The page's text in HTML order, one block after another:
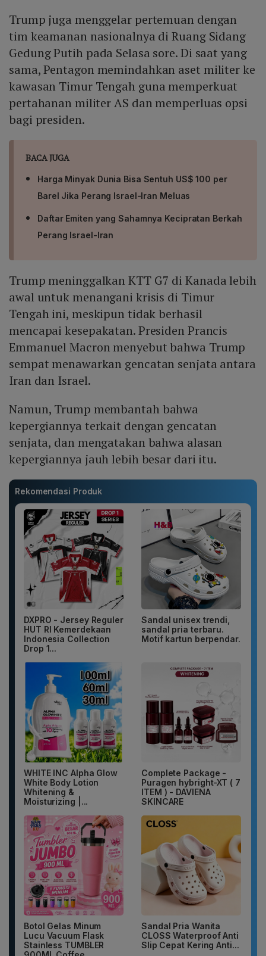
Trump juga menggelar pertemuan dengan
tim keamanan nasionalnya di Ruang Sidang
Gedung Putih pada Selasa sore. Di saat yang
sama, Pentagon memindahkan aset militer ke
kawasan Timur Tengah guna memperkuat
pertahanan militer AS dan memperluas opsi
bagi presiden.
BACA JUGA
Harga Minyak Dunia Bisa Sentuh US$ 100 per
Barel Jika Perang Israel-Iran Meluas
Daftar Emiten yang Sahamnya Kecipratan Berkah
Perang Israel-Iran
Trump meninggalkan KTT G7 di Kanada lebih
awal untuk menangani krisis di Timur
Tengah ini, meskipun tidak berhasil
mencapai kesepakatan. Presiden Prancis
Emmanuel Macron menyebut bahwa Trump
sempat menawarkan gencatan senjata antara
Iran dan Israel.
Namun, Trump membantah bahwa
kepergiannya terkait dengan gencatan
senjata, dan mengatakan bahwa alasan
kepergiannya jauh lebih besar dari itu.
Rekomendasi Produk
DXPRO - Jersey Reguler
HUT RI Kemerdekaan
Indonesia Collection
Drop 1...
Sandal unisex trendi,
sandal pria terbaru.
Motif kartun berpendar.
WHITE INC Alpha Glow
White Body Lotion
Whitening &
Moisturizing |...
Complete Package -
Puragen hybright-XT ( 7
ITEM ) - DAVIENA
SKINCARE
Botol Gelas Minum
Lucu Vacuum Flask
Stainless TUMBLER
Sandal Pria Wanita
CLOSS Waterproof Anti
Slip Cepat Kering Anti...